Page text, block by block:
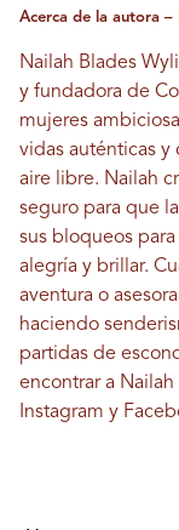
Acerca de la autora –
Nailah Blades
y fundadora de
mujeres
vidas auténticas y
aire libre. Nailah
seguro para que
sus bloqueos
alegría y brillar.
aventura o
haciendo
partidas de
encontrar a
Instagram y